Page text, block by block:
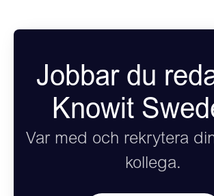
Jobbar du
Knowit
Var med och rekrytera
kollega.